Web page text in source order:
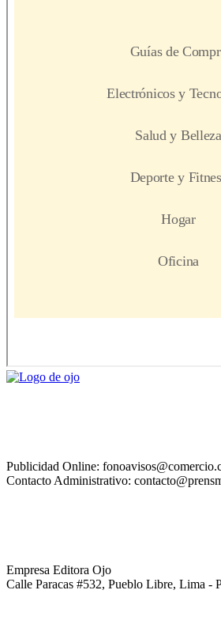
Publicidad Online:
Contacto Administrativo:
Empresa Editora Ojo
Calle Paracas #532, Pueblo Libre, Lima -